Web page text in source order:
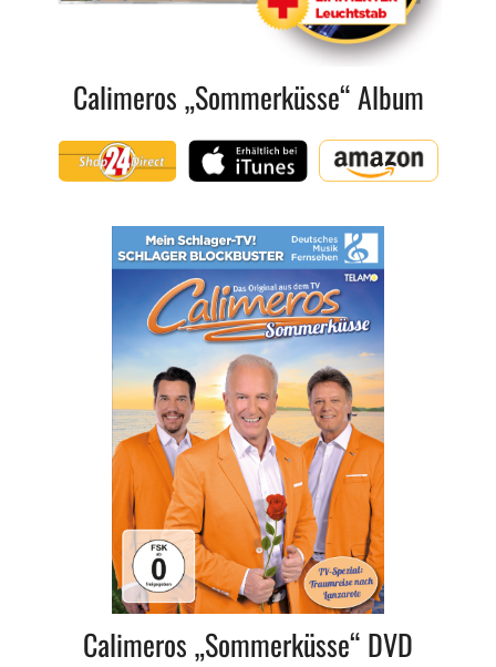
Calimeros „Sommerküsse“ Album
Shop24Direct iTunes Amazon
Calimeros „Sommerküsse“ DVD